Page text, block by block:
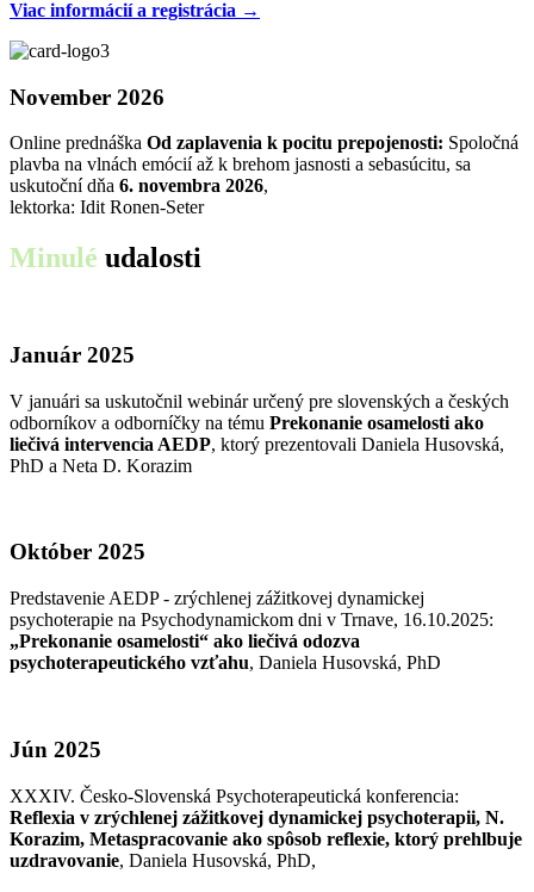
Viac informácií a registrácia →
November 2026
Online prednáška Od zaplavenia k pocitu prepojenosti: Spoločná
plavba na vlnách emócií až k brehom jasnosti a sebasúcitu, sa
uskutoční dňa 6. novembra 2026,
lektorka: Idit Ronen-Seter
Minulé udalosti
Január 2025
V januári sa uskutočnil webinár určený pre slovenských a českých
odborníkov a odborníčky na tému Prekonanie osamelosti ako
liečivá intervencia AEDP, ktorý prezentovali Daniela Husovská,
PhD a Neta D. Korazim
Október 2025
Predstavenie AEDP - zrýchlenej zážitkovej dynamickej
psychoterapie na Psychodynamickom dni v Trnave, 16.10.2025:
„Prekonanie osamelosti“ ako liečivá odozva
psychoterapeutického vzťahu, Daniela Husovská, PhD
Jún 2025
XXXIV. Česko-Slovenská Psychoterapeutická konferencia:
Reflexia v zrýchlenej zážitkovej dynamickej psychoterapii, N.
Korazim, Metaspracovanie ako spôsob reflexie, ktorý prehlbuje
uzdravovanie, Daniela Husovská, PhD,